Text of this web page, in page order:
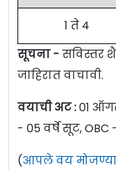
1 ते 4
सूचना - सविस्तर
जाहिरात वाचावी.
वयाची अट :01
- 05 वर्षे सूट, OBC
(आपले वय